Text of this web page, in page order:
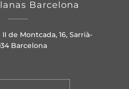
Barcelona
de Montcada, 16, Sarrià-
Barcelona